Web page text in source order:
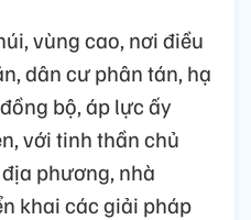
vùng cao, nơi điều
dân cư phân tán, hạ
bộ, áp lực ấy
với tinh thần chủ
phương, nhà
khai các giải pháp